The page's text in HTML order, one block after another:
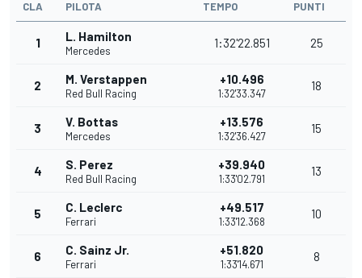
CLA PILOTA TEMPO PUNTI
1 L. Hamilton
Mercedes
1:32'22.851 25
2 M. Verstappen
Red Bull Racing
+10.496
1:32'33.347
18
3 V. Bottas
Mercedes
+13.576
1:32'36.427
15
4 S. Perez
Red Bull Racing
+39.940
1:33'02.791
13
5 C. Leclerc
Ferrari
+49.517
1:33'12.368
10
6 C. Sainz Jr.
Ferrari
+51.820
1:33'14.671
8